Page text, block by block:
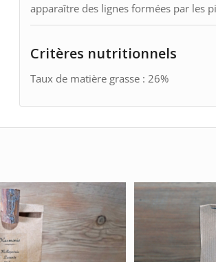
apparaître des lignes formées par les
Critères nutritionnels
Taux de matière grasse : 26%